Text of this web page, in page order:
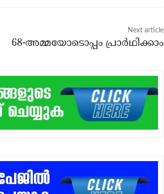
Next article
68-അമ്മയോടൊപ്പം പ്രാർഥിക്കാം